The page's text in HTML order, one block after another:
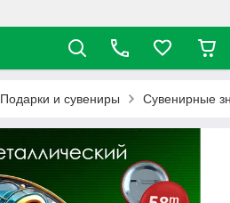
Подарки и сувениры Сувенирные